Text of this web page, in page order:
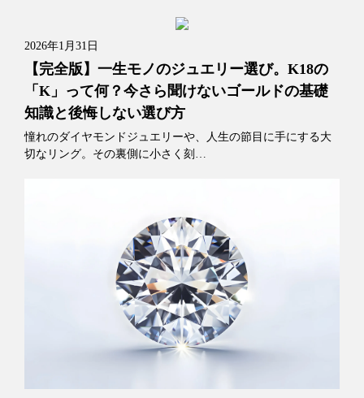
2026年1月31日
【完全版】一生モノのジュエリー選び。K18の
「K」って何？今さら聞けないゴールドの基礎
知識と後悔しない選び方
憧れのダイヤモンドジュエリーや、人生の節目に手にする大
切なリング。その裏側に小さく刻…